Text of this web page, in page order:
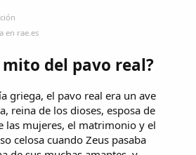
en rae.es
mito del pavo real?
griega, el pavo real era un ave
reina de los dioses, esposa de
las mujeres, el matrimonio y el
celosa cuando Zeus pasaba